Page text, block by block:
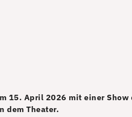
15. April 2026 mit einer
dem Theater.